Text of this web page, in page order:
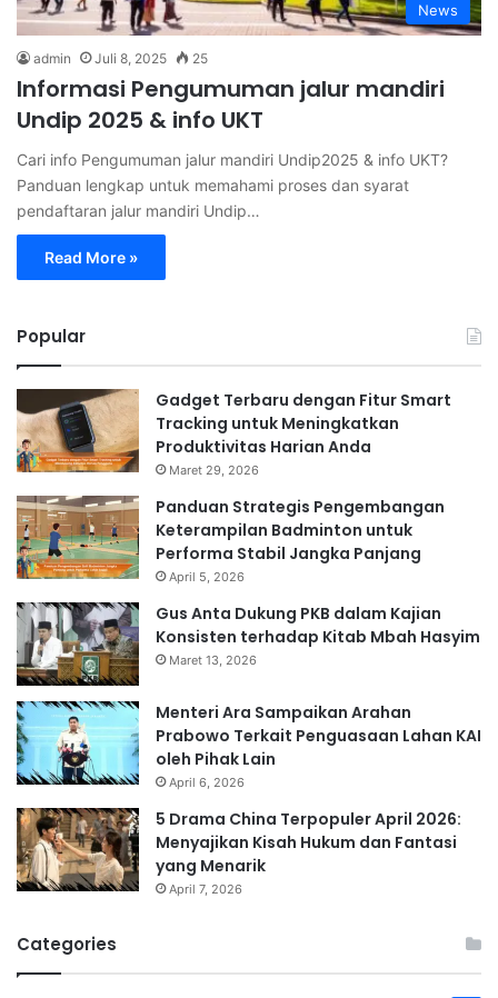
News
admin Juli 8, 2025 25
Informasi Pengumuman jalur mandiri
Undip 2025 & info UKT
Cari info Pengumuman jalur mandiri Undip2025 & info UKT?
Panduan lengkap untuk memahami proses dan syarat
pendaftaran jalur mandiri Undip…
Read More »
Popular
Gadget Terbaru dengan Fitur Smart
Tracking untuk Meningkatkan
Produktivitas Harian Anda
Maret 29, 2026
Panduan Strategis Pengembangan
Keterampilan Badminton untuk
Performa Stabil Jangka Panjang
April 5, 2026
Gus Anta Dukung PKB dalam Kajian
Konsisten terhadap Kitab Mbah Hasyim
Maret 13, 2026
Menteri Ara Sampaikan Arahan
Prabowo Terkait Penguasaan Lahan KAI
oleh Pihak Lain
April 6, 2026
5 Drama China Terpopuler April 2026:
Menyajikan Kisah Hukum dan Fantasi
yang Menarik
April 7, 2026
Categories